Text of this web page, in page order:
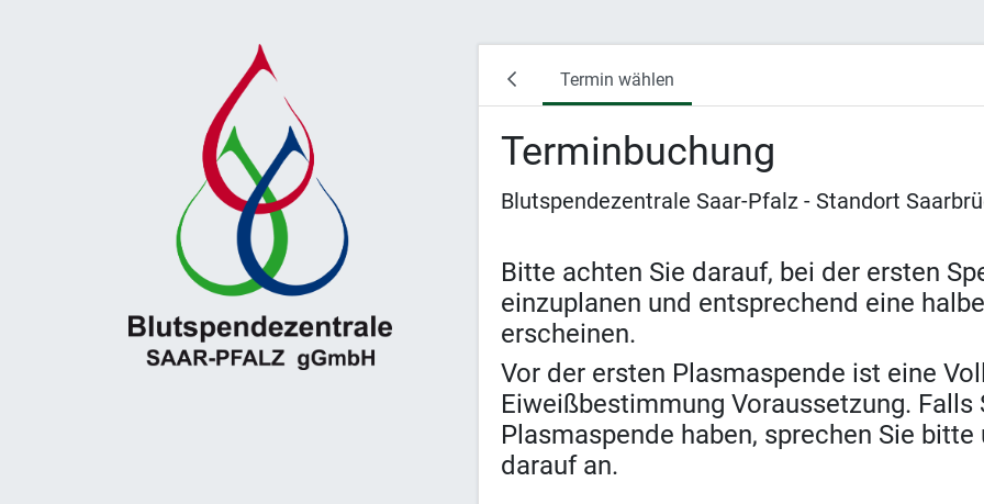
Termin wählen
Terminbuchung
Blutspendezentrale Saar-Pfalz - Standort
Bitte achten Sie darauf, bei der ersten
einzuplanen und entsprechend eine
erscheinen.
Vor der ersten Plasmaspende ist eine
Eiweißbestimmung Voraussetzung. Falls
Plasmaspende haben, sprechen Sie
darauf an.